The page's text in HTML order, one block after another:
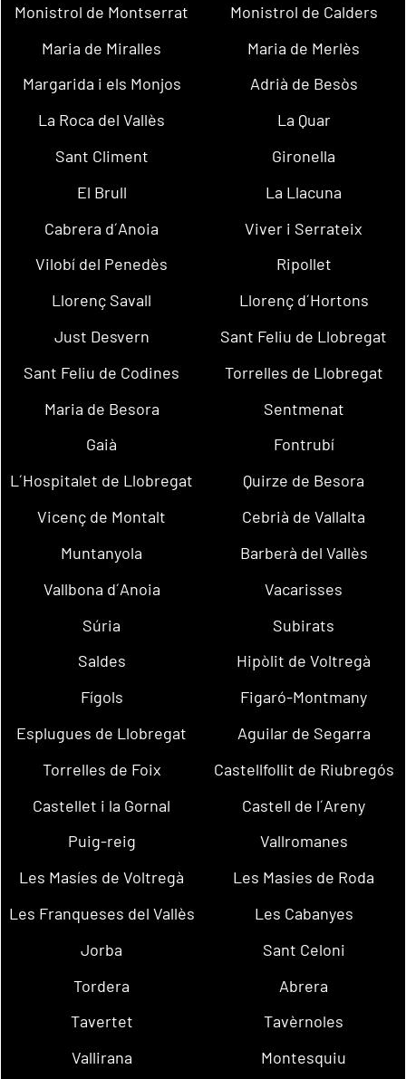
Monistrol de Montserrat
Monistrol de Calders
Maria de Miralles
Maria de Merlès
Margarida i els Monjos
Adrià de Besòs
La Roca del Vallès
La Quar
Sant Climent
Gironella
El Brull
La Llacuna
Cabrera d´Anoia
Viver i Serrateix
Vilobí del Penedès
Ripollet
Llorenç Savall
Llorenç d´Hortons
Just Desvern
Sant Feliu de Llobregat
Sant Feliu de Codines
Torrelles de Llobregat
Maria de Besora
Sentmenat
Gaià
Fontrubí
L´Hospitalet de Llobregat
Quirze de Besora
Vicenç de Montalt
Cebrià de Vallalta
Muntanyola
Barberà del Vallès
Vallbona d´Anoia
Vacarisses
Súria
Subirats
Saldes
Hipòlit de Voltregà
Fígols
Figaró-Montmany
Esplugues de Llobregat
Aguilar de Segarra
Torrelles de Foix
Castellfollit de Riubregós
Castellet i la Gornal
Castell de l´Areny
Puig-reig
Vallromanes
Les Masíes de Voltregà
Les Masies de Roda
Les Franqueses del Vallès
Les Cabanyes
Jorba
Sant Celoni
Tordera
Abrera
Tavertet
Tavèrnoles
Vallirana
Montesquiu